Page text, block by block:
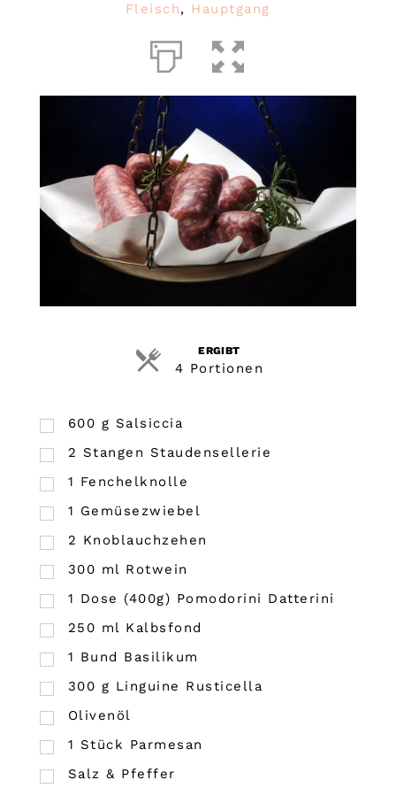
Fleisch, Hauptgang
ERGIBT
4 Portionen
600 g Salsiccia
2 Stangen Staudensellerie
1 Fenchelknolle
1 Gemüsezwiebel
2 Knoblauchzehen
300 ml Rotwein
1 Dose (400g) Pomodorini Datterini
250 ml Kalbsfond
1 Bund Basilikum
300 g Linguine Rusticella
Olivenöl
1 Stück Parmesan
Salz & Pfeffer